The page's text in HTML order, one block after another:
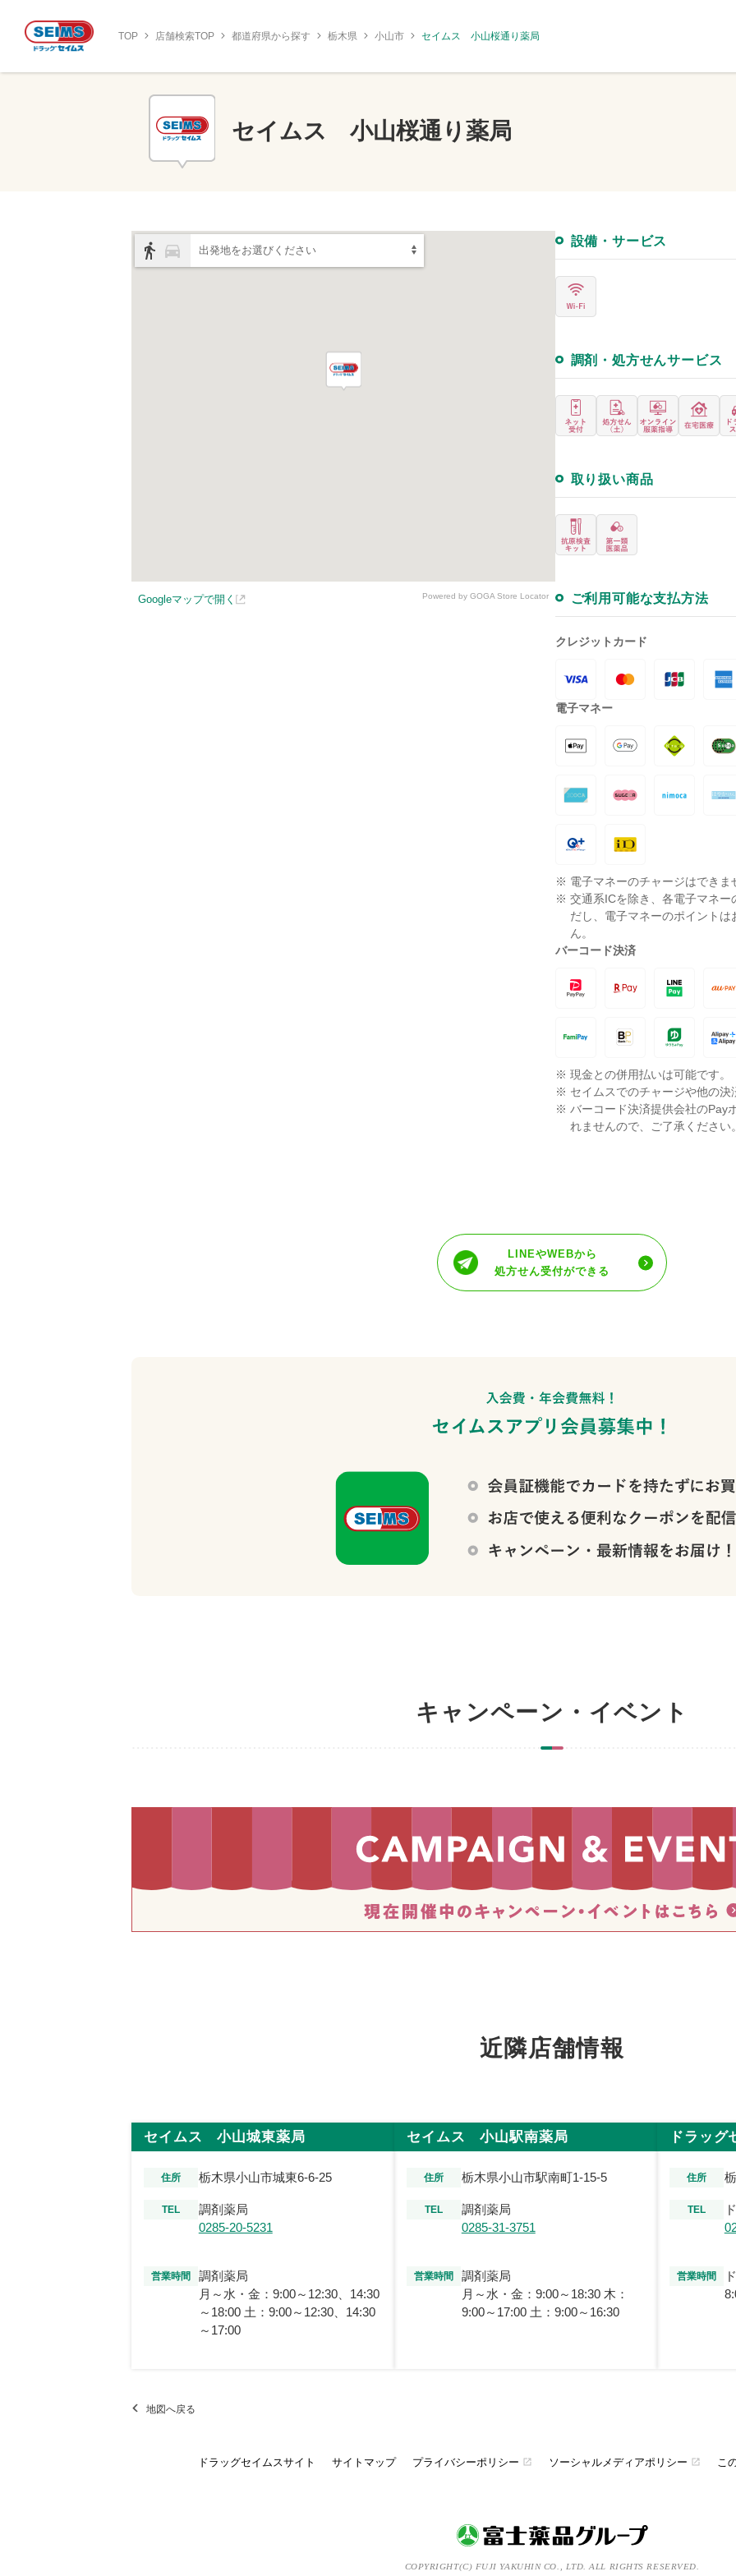
TOP 店舗検索TOP 都道府県から探す 栃木県 小山市 セイムス 小山桜通り薬局
セイムス 小山桜通り薬局
出発地をお選びください
Googleマップで開く Powered by GOGA Store Locator
設備・サービス
調剤・処方せんサービス
取り扱い商品
ご利用可能な支払方法
クレジットカード
電子マネー
※ 電子マネーのチャージはできま
※ 交通系ICを除き、各電子マネ
だし、電子マネーのポイント
ん。
バーコード決済
※ 現金との併用払いは可能です。
※ セイムスでのチャージや他の決
※ バーコード決済提供会社のPay
れませんので、ご了承ください。
LINEやWEBから
処方せん受付ができる
キャンペーン・イベント
近隣店舗情報
セイムス 小山城東薬局
住所 栃木県小山市城東6-6-25
TEL
調剤薬局
0285-20-5231
営業時間
調剤薬局
月～水・金：9:00～12:30、14:30
～18:00 土：9:00～12:30、14:30
～17:00
セイムス 小山駅南薬局
住所 栃木県小山市駅南町1-15-5
TEL
調剤薬局
0285-31-3751
営業時間
調剤薬局
月～水・金：9:00～18:30 木：
9:00～17:00 土：9:00～16:30
ドラッ
住所
TEL
営業時間
地図へ戻る
ドラッグセイムスサイト サイトマップ プライバシーポリシー open_in_new ソーシャルメディアポリシー open_in_new こ
COPYRIGHT(C) FUJI YAKUHIN CO., LTD. ALL RIGHTS RESERVED.